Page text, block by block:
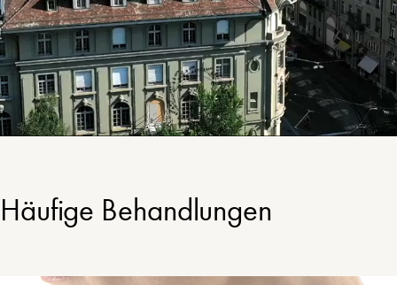
Häufige Behandlungen